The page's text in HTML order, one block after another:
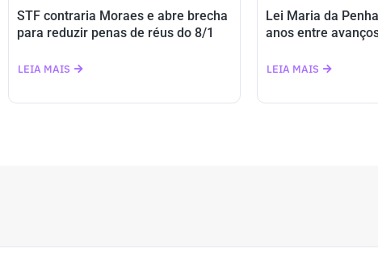
STF contraria Moraes e abre brecha
para reduzir penas de réus do 8/1
LEIA MAIS
Lei Maria da
anos entre
LEIA MAIS